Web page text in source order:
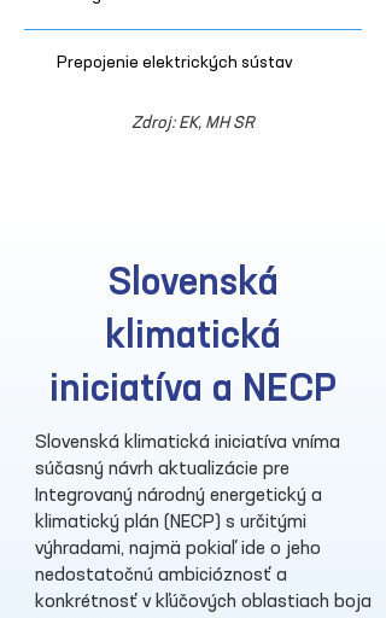
Prepojenie elektrických sústav
Zdroj: EK, MH SR
Slovenská
klimatická
iniciatíva a NECP
Slovenská klimatická iniciatíva vníma
súčasný návrh aktualizácie pre
Integrovaný národný energetický a
klimatický plán (NECP) s určitými
výhradami, najmä pokiaľ ide o jeho
nedostatočnú ambicióznosť a
konkrétnosť v kľúčových oblastiach boja